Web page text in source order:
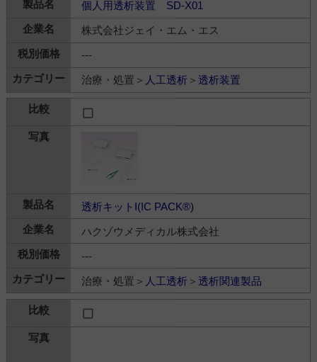
個人用透析装置 SD-X01
株式会社ジェイ・エム・エス
---
治療・処置＞ 人工透析＞ 透析装置
透析キットI(IC PACK®)
ハクゾウメディカル株式会社
---
治療・処置＞ 人工透析＞ 透析関連製品